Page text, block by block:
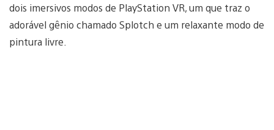
dois imersivos modos de PlayStation VR, um que traz o
adorável gênio chamado Splotch e um relaxante modo de
pintura livre.